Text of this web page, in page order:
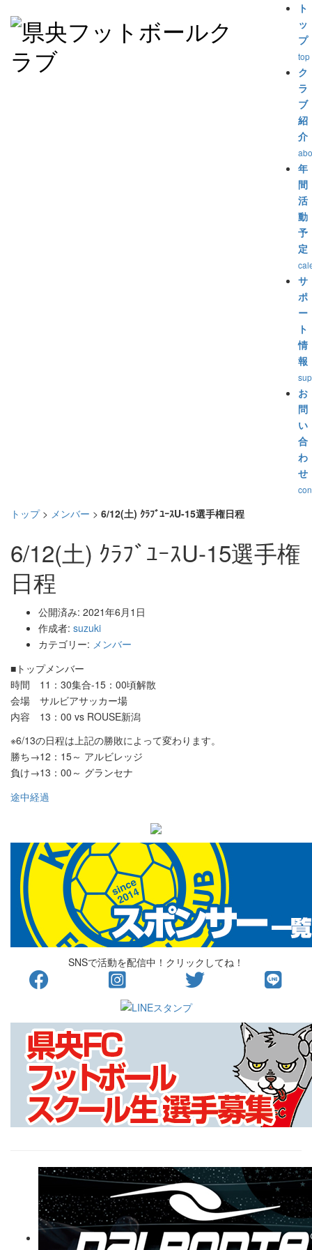
ト
ッ
プ
top
ク
ラ
ブ
紹
介
年
間
活
動
予
定
サ
ポ
ー
ト
情
報
お
問
い
合
わ
せ
トップ> メンバー > 6/12(土) ｸﾗﾌﾞﾕｰｽU-15選手権日程
6/12(土) ｸﾗﾌﾞﾕｰｽU-15選手権
日程
公開済み: 2021年6月1日
作成者: suzuki
カテゴリー: メンバー
■トップメンバー
時間 11：30集合-15：00頃解散
会場 サルビアサッカー場
内容 13：00 vs ROUSE新潟
※6/13の日程は上記の勝敗によって変わります。
勝ち→12：15～ アルビレッジ
負け→13：00～ グランセナ
途中経過
SNSで活動を配信中！クリックしてね！